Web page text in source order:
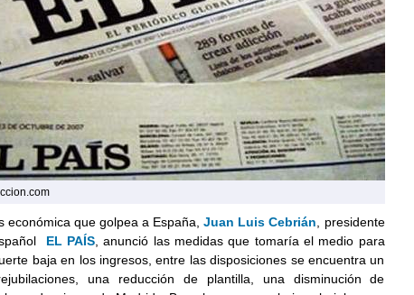
económica que golpea a España,Juan Luis Cebrián , presidente
EL PAÍS , anunció las medidas que tomaría el medio para
baja en los ingresos, entre las disposiciones se encuentra un
una reducción de plantilla, una disminución de